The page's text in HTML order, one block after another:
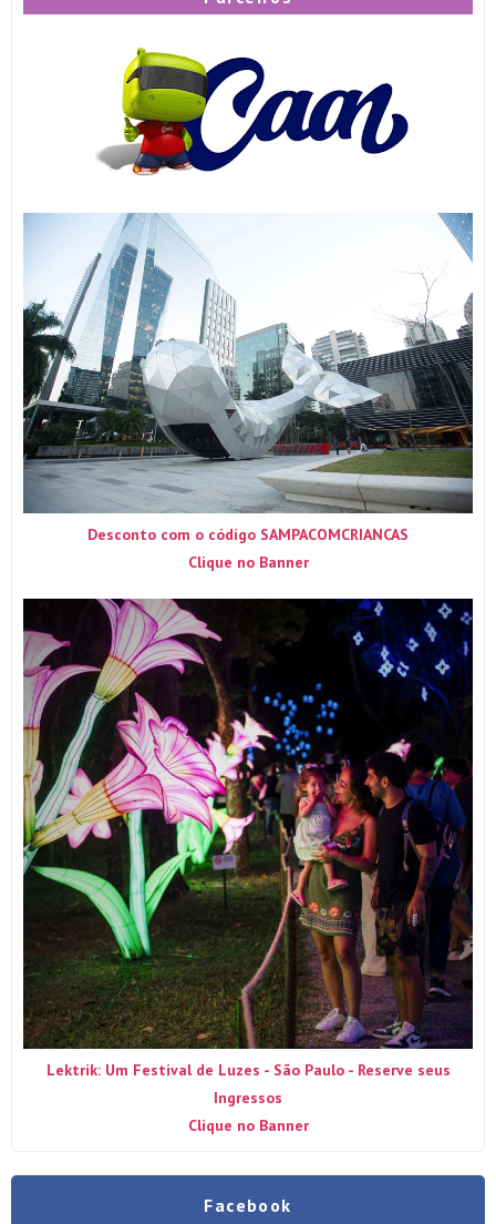
Desconto com o código SAMPACOMCRIANCAS
Clique no Banner
Lektrik: Um Festival de Luzes - São Paulo - Reserve seus
Ingressos
Clique no Banner
Facebook